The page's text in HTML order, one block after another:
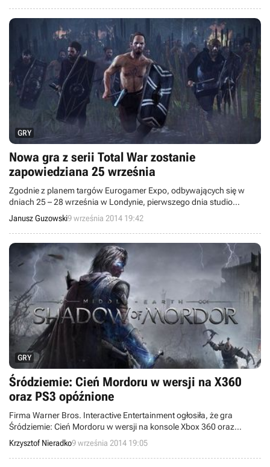
GRY
Nowa gra z serii Total War zostanie
zapowiedziana 25 września
Zgodnie z planem targów Eurogamer Expo, odbywających się w
dniach 25 – 28 września w Londynie, pierwszego dnia studio
Creative Assembly zaprezentuje nową odsłonę serii Total War.
Uczestnicy spotkania poznają szczegóły produkcji i zobaczą nową
grę w akcji. Zapowiedziana jest także zaskakująca niespodzianka.
Janusz Guzowski9 września 2014 19:42
GRY
Śródziemie: Cień Mordoru w wersji na X360
oraz PS3 opóźnione
Firma Warner Bros. Interactive Entertainment ogłosiła, że gra
Śródziemie: Cień Mordoru w wersji na konsole Xbox 360 oraz
PlayStation 3 zaliczy kilkutygodniową obsuwę. Obie edycje ukażą się
w Europie dopiero 21 listopada tego roku.
Krzysztof Nieradko9 września 2014 19:05